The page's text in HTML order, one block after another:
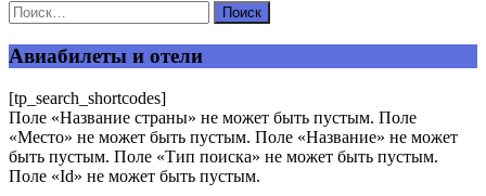
Ваш адрес email не будет опубликован.
Авиабилеты и отели
[tp_search_shortcodes]
Поле «Название страны» не может быть пустым. Поле
«Место» не может быть пустым. Поле «Название» не может
быть пустым. Поле «Тип поиска» не может быть пустым.
Поле «Id» не может быть пустым.